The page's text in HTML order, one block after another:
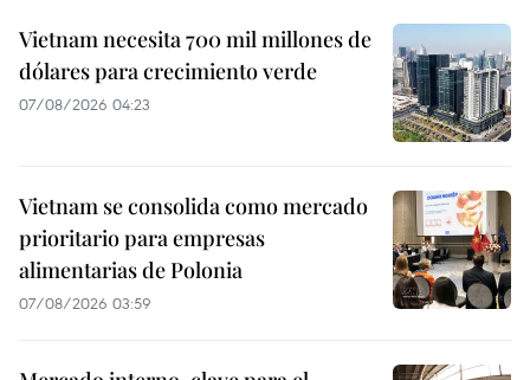
Vietnam necesita 700 mil millones de
dólares para crecimiento verde
07/08/2026 04:23
Vietnam se consolida como mercado
prioritario para empresas
alimentarias de Polonia
07/08/2026 03:59